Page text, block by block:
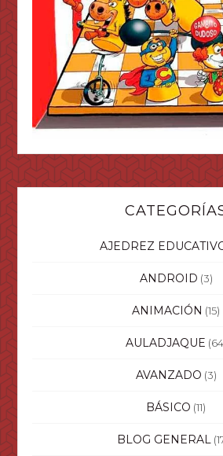
AJEDREZ
ANDROID (3)
ANIMACIÓN (15)
AULADJAQUE
AVANZADO (3)
BÁSICO (11)
BLOG GENERAL